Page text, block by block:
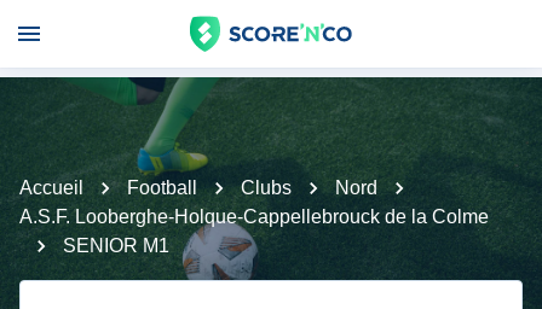
Accueil Football Clubs
Nord
A.S.F. Looberghe-Holque-Cappellebrouck de la Colme
SENIOR M1